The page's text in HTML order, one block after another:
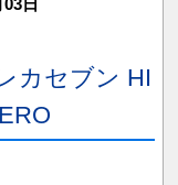
日
カセブン HI